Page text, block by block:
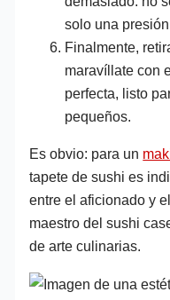
solo una
Finalmente,
maravíllate con
perfecta, listo
pequeños.
Es obvio: para un
tapete de sushi es
entre el aficionado y
maestro del sushi
de arte culinarias.